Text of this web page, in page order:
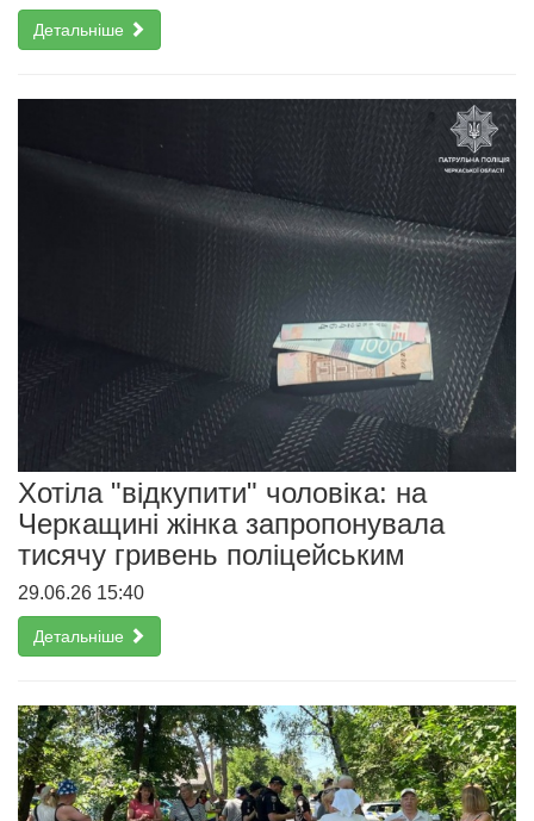
Детальніше
Хотіла "відкупити" чоловіка: на
Черкащині жінка запропонувала
тисячу гривень поліцейським
29.06.26 15:40
Детальніше